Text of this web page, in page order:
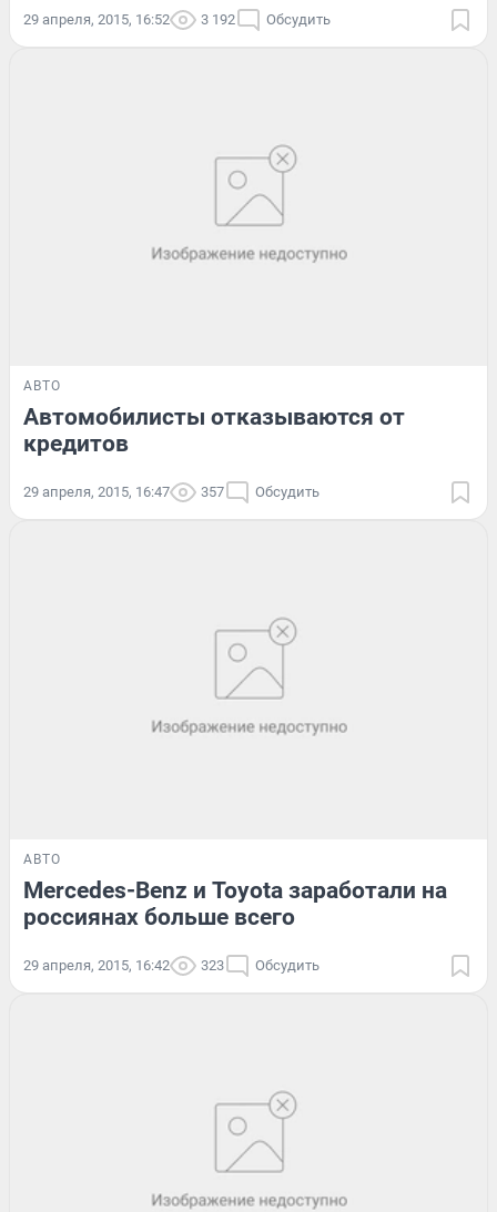
29 апреля, 2015, 16:52 3 192 Обсудить
АВТО
Автомобилисты отказываются от
кредитов
29 апреля, 2015, 16:47 357 Обсудить
АВТО
Mercedes-Benz и Toyota заработали на
россиянах больше всего
29 апреля, 2015, 16:42 323 Обсудить